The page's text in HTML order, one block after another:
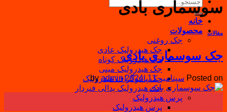
برای:
خانه
محصولات
جک روغنی
جک هیدرولیک عادی
جک هیدرولیک کوتاه
جک هیدرولیک مینی
جک پانتوگراف هیدرولیک
جک هیدرولیک پدالی فنردار
پرس هیدرولیک
پرس هیدرولیک
سوسماری بادی
مقالات
جک سوسماری بادی
Posted on سپتامبر 11, 2024 by admin